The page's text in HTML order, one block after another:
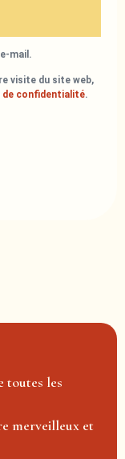
mail.
visite du site web,
de confidentialité.
toutes les
merveilleux et